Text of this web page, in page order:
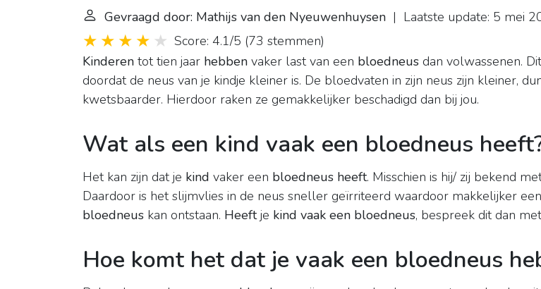
Gevraagd door: Mathijs van den Nyeuwenhuysen | Laatste update: 5 mei
Score: 4.1/5 (73 stemmen)
Kinderen tot tien jaar hebben vaker last van een bloedneus dan volwassenen.
doordat de neus van je kindje kleiner is. De bloedvaten in zijn neus zijn kleiner,
kwetsbaarder. Hierdoor raken ze gemakkelijker beschadigd dan bij jou.
Wat als een kind vaak een bloedneus
Het kan zijn dat je kind vaker een bloedneus heeft. Misschien is hij/ zij bekend
Daardoor is het slijmvlies in de neus sneller geïrriteerd waardoor makkelijker
bloedneus kan ontstaan. Heeftje kind vaak een bloedneus, bespreek dit dan
Hoe komt het dat je vaak een bloedneus